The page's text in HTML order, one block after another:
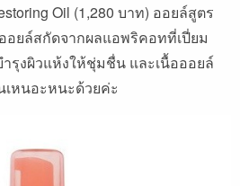
Oil (1,280 บาท) ออยล์สูตร
อยล์สกัดจากผลแอพริคอทที่เปี่ยม
ำรุงผิวแห้งให้ชุ่มชื่น และเนื้อออยล์
เหนอะหนะด้วยค่ะ